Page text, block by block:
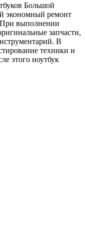
Большой
экономный ремонт
При выполнении
запчасти,
В
техники и
этого ноутбук